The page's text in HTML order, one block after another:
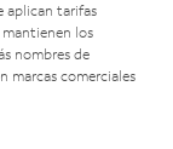
aplican tarifas
los
nombres de
marcas comerciales